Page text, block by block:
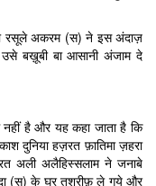
रसूले अकरम (स) ने इस अंदाज़
बख़ूबी बा आसानी अंजाम दे
है और यह कहा जाता है कि
दुनिया हज़रत फ़ातिमा ज़हरा
अली अलैहिस्सलाम ने जनाबे
(स) के घर तशरीफ़ ले गये और